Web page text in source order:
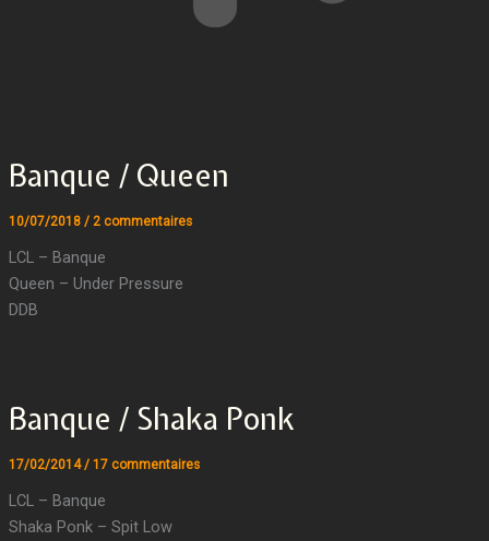
Banque / Queen
10/07/2018 / 2 commentaires
LCL – Banque
Queen – Under Pressure
DDB
Banque / Shaka Ponk
17/02/2014/ 17 commentaires
LCL – Banque
Shaka Ponk – Spit Low